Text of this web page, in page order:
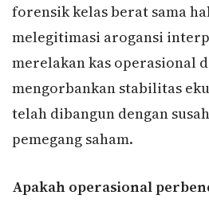
forensik kelas berat sama
melegitimasi arogansi
merelakan kas operasional
mengorbankan stabilitas
telah dibangun dengan
pemegang saham.
Apakah operasional